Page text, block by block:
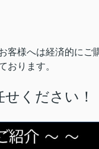
客様へは経済的にご
おります。
ください！